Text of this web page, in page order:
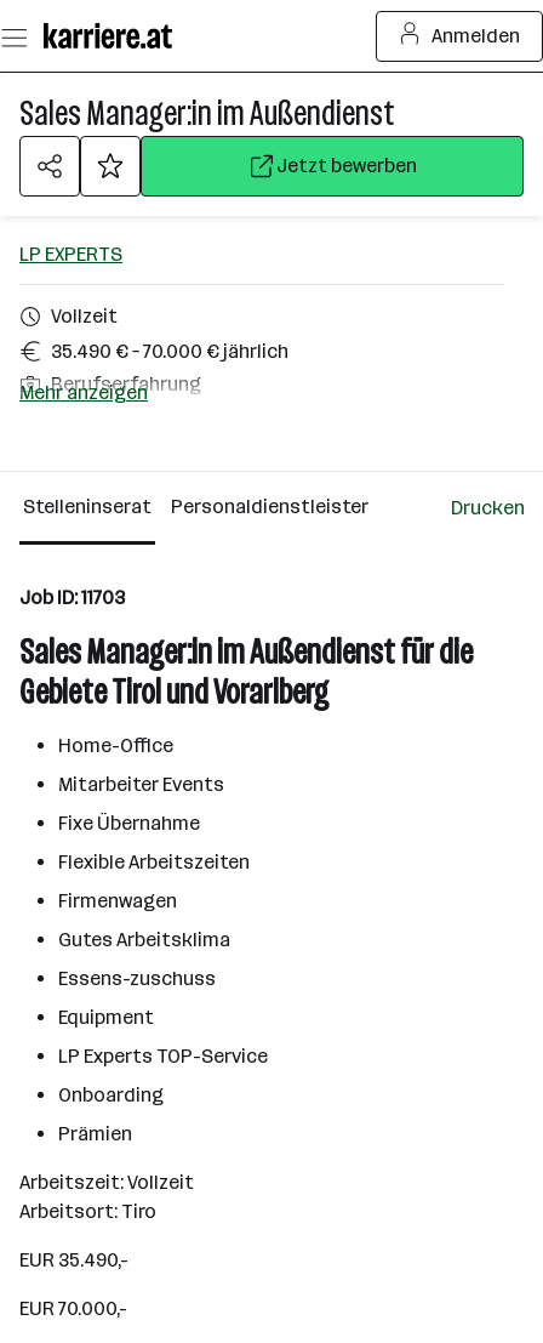
Seiteninhalt
springen
Anmelden
Sales Manager:in im Außendienst
Jetzt bewerben
LP EXPERTS
Vollzeit
35.490 € – 70.000 € jährlich
Berufserfahrung
Mehr anzeigen
Stelleninserat Personaldienstleister Drucken
Job ID: 11703
Sales Manager:in im Außendienst für die
Gebiete Tirol und Vorarlberg
Home-Office
Mitarbeiter Events
Fixe Übernahme
Flexible Arbeitszeiten
Firmenwagen
Gutes Arbeitsklima
Essens-zuschuss
Equipment
LP Experts TOP-Service
Onboarding
Prämien
Arbeitszeit: Vollzeit
Arbeitsort: Tiro
EUR 35.490,-
EUR 70.000,-